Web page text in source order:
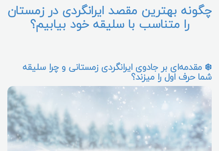
چگونه بهترین مقصد ایرانگردی در زمستان
را متناسب با سلیقه خود بیابیم؟
❄️ مقدمه‌ای بر جادوی ایرانگردی زمستانی و چرا سلیقه
شما حرف اول را میزند؟